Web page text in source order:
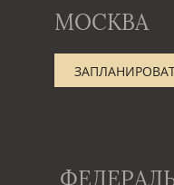
МОСКВА